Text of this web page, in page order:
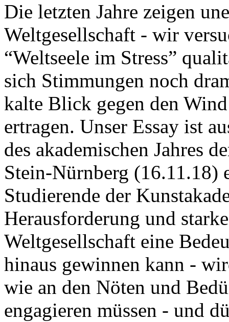
Die letzten Jahre zeigen
Weltgesellschaft - wir
“Weltseele im Stress”
sich Stimmungen noch
kalte Blick gegen den
ertragen. Unser Essay ist
des akademischen Jahres
Stein-Nürnberg (16.11.18)
Studierende der
Herausforderung und
Weltgesellschaft eine
hinaus gewinnen kann -
wie an den Nöten und
engagieren müssen - und